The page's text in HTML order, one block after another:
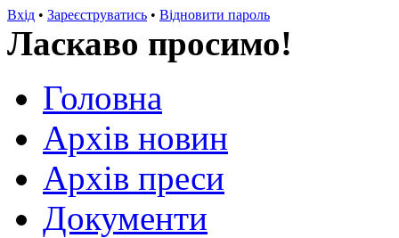
Вхід • Зареєструватись • Відновити пароль
Ласкаво просимо!
Головна
Архів новин
Архів преси
Документи